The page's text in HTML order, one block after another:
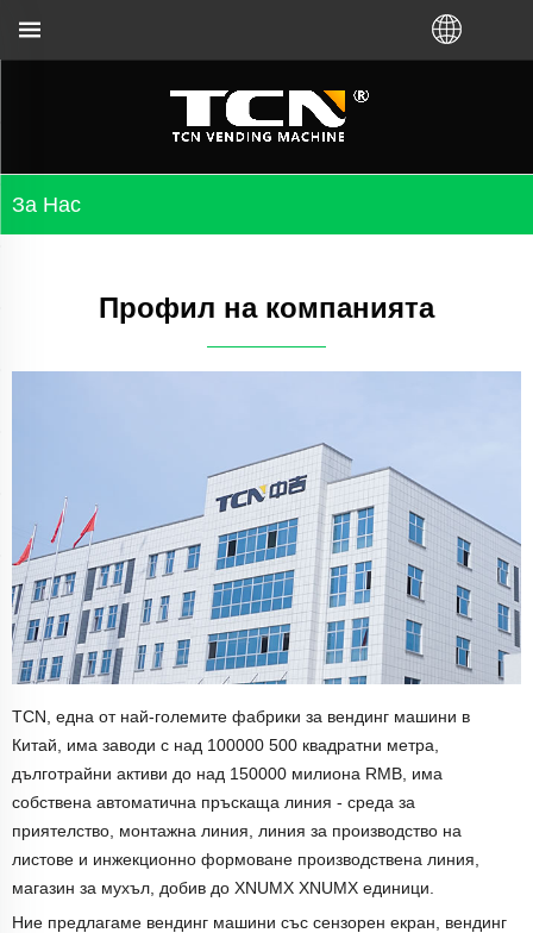
За Нас
Профил на компанията
TCN, една от най-големите фабрики за вендинг машини в
Китай, има заводи с над 100000 500 квадратни метра,
дълготрайни активи до над 150000 милиона RMB, има
собствена автоматична пръскаща линия - среда за
приятелство, монтажна линия, линия за производство на
листове и инжекционно формоване производствена линия,
магазин за мухъл, добив до XNUMX XNUMX единици.
Ние предлагаме вендинг машини със сензорен екран, вендинг
отстраняване на неизправности във